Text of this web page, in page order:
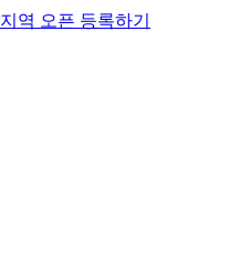
지역 오픈 등록하기